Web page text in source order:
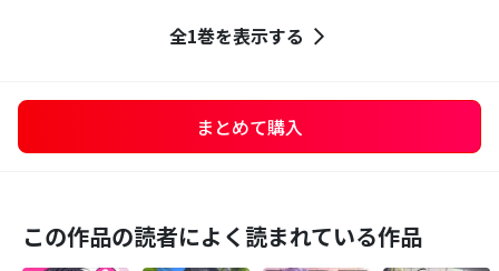
全1巻を表示する
まとめて購入
この作品の読者によく読まれている作品